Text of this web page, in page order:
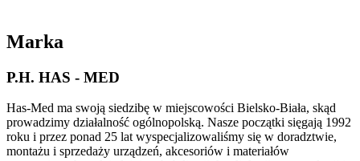
Marka
P.H. HAS - MED
Has-Med ma swoją siedzibę w miejscowości Bielsko-Biała, skąd
prowadzimy działalność ogólnopolską. Nasze początki sięgają 1992
roku i przez ponad 25 lat wyspecjalizowaliśmy się w doradztwie,
montażu i sprzedaży urządzeń, akcesoriów i materiałów